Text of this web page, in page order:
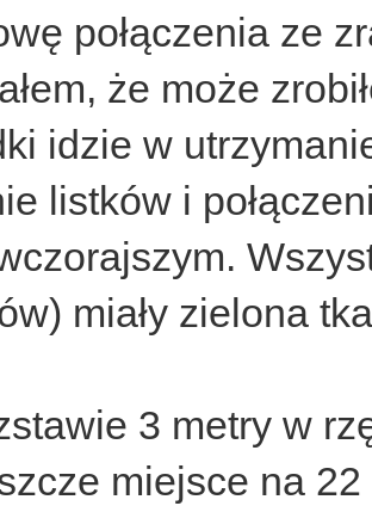
połączenia ze
że może
idzie w
listków i
miały zielona
3 metry w
miejsce na